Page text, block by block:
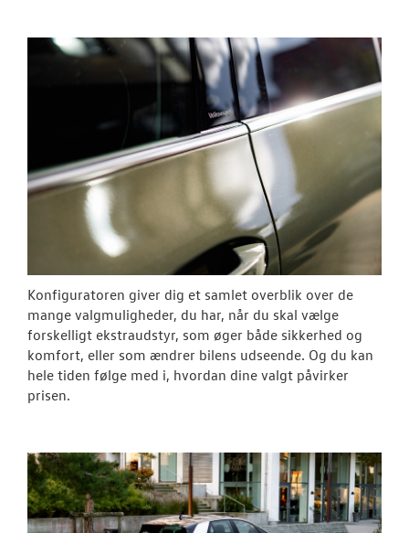
SKADECENTER
TILBEHØR
NYHEDER
OM OS
JOB OG
Konfiguratoren giver dig et samlet overblik over de
mange valgmuligheder, du har, når du skal vælge
forskelligt ekstraudstyr, som øger både sikkerhed og
komfort, eller som ændrer bilens udseende. Og du kan
hele tiden følge med i, hvordan dine valgt påvirker
prisen.